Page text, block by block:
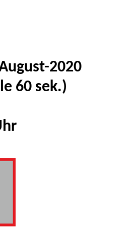
2020
60 sek.)